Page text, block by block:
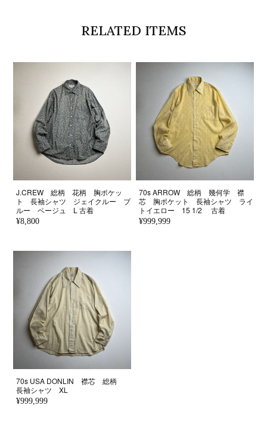
RELATED ITEMS
J.CREW 総柄 花柄 胸ポケッ
ト 長袖シャツ ジェイクルー ブ
ルー ベージュ L 古着
¥8,800
70s ARROW 総柄 幾何学 襟
芯 胸ポケット 長袖シャツ ライ
トイエロー 15 1/2 古着
¥999,999
70s USA DONLIN 襟芯 総柄
長袖シャツ XL
¥999,999